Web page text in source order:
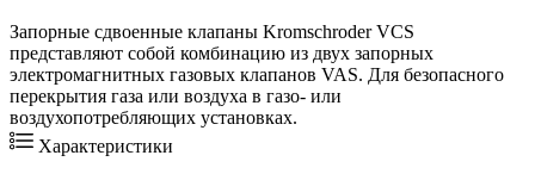
Запорные сдвоенные клапаны Kromschroder VCS
представляют собой комбинацию из двух запорных
электромагнитных газовых клапанов VAS. Для безопасного
перекрытия газа или воздуха в газо- или
воздухопотребляющих установках.
Характеристики